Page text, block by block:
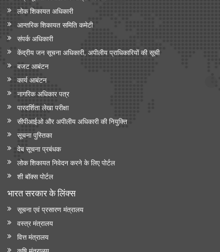
लोक शिकायत अधिकारी
आन्‍तरिक शिकायत समिति कमेटी
संपर्क अधिकारी
केंद्रीय जन सूचना अधिकारी, अपीलीय प्राधिकारियों की सूची
बजट आबंटन
कार्य आबंटन
नागरिक अधिकार पत्र
पारदर्शिता लेखा परीक्षा
सीपीआईओ और अपी‍लीय अधिकारी की नियुक्ति
सूचना पुस्तिका
वेब सूचना प्रबंधक
लोक शिकायत निवेदन करने के लिए पोर्टल
शी बॉक्स पोर्टल
भारत सरकार के लिंक्‍स
सूचना एवं प्रसारण मंत्रालय
वस्त्र मंत्रालय
वित्त मंत्रालय